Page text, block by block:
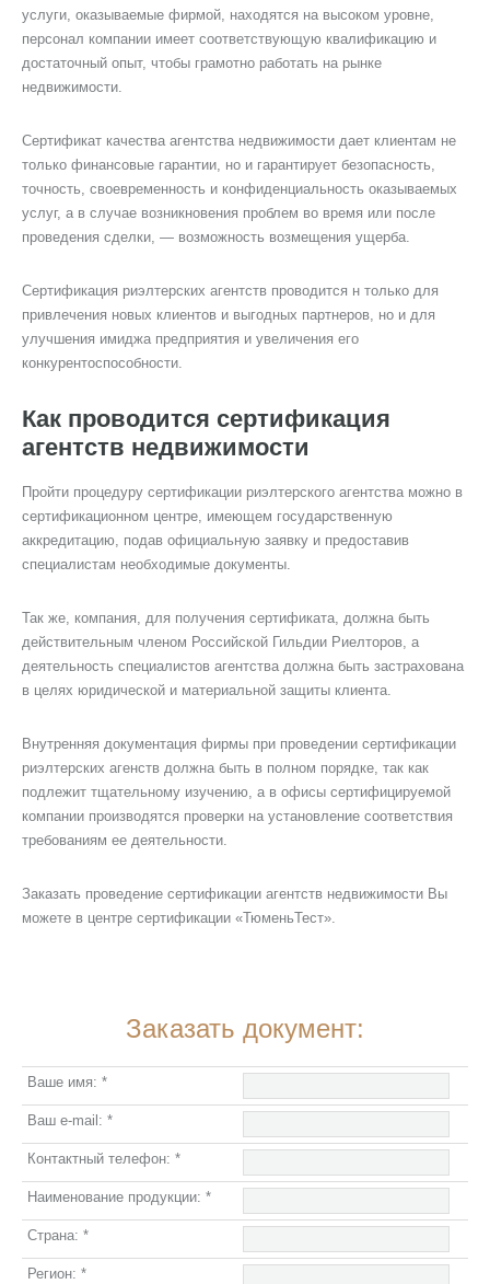
услуги, оказываемые фирмой, находятся на высоком уровне,
персонал компании имеет соответствующую квалификацию и
достаточный опыт, чтобы грамотно работать на рынке
недвижимости.
Сертификат качества агентства недвижимости дает клиентам не
только финансовые гарантии, но и гарантирует безопасность,
точность, своевременность и конфиденциальность оказываемых
услуг, а в случае возникновения проблем во время или после
проведения сделки, — возможность возмещения ущерба.
Сертификация риэлтерских агентств проводится н только для
привлечения новых клиентов и выгодных партнеров, но и для
улучшения имиджа предприятия и увеличения его
конкурентоспособности.
Как проводится сертификация
агентств недвижимости
Пройти процедуру сертификации риэлтерского агентства можно в
сертификационном центре, имеющем государственную
аккредитацию, подав официальную заявку и предоставив
специалистам необходимые документы.
Так же, компания, для получения сертификата, должна быть
действительным членом Российской Гильдии Риелторов, а
деятельность специалистов агентства должна быть застрахована
в целях юридической и материальной защиты клиента.
Внутренняя документация фирмы при проведении сертификации
риэлтерских агенств должна быть в полном порядке, так как
подлежит тщательному изучению, а в офисы сертифицируемой
компании производятся проверки на установление соответствия
требованиям ее деятельности.
Заказать проведение сертификации агентств недвижимости Вы
можете в центре сертификации «ТюменьТест».
Заказать документ:
Ваше имя: *
Ваш e-mail: *
Контактный телефон: *
Наименование продукции: *
Страна: *
Регион: *